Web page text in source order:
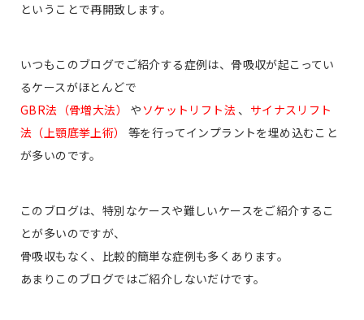
ということで再開致します。
いつもこのブログでご紹介する症例は、骨吸収が起こってい
るケースがほとんどで
GBR法（骨増大法）
や ソケットリフト法 、 サイナスリフト
法（上顎底挙上術）
等を行ってインプラントを埋め込むこと
が多いのです。
このブログは、特別なケースや難しいケースをご紹介するこ
とが多いのですが、
骨吸収もなく、比較的簡単な症例も多くあります。
あまりこのブログではご紹介しないだけです。